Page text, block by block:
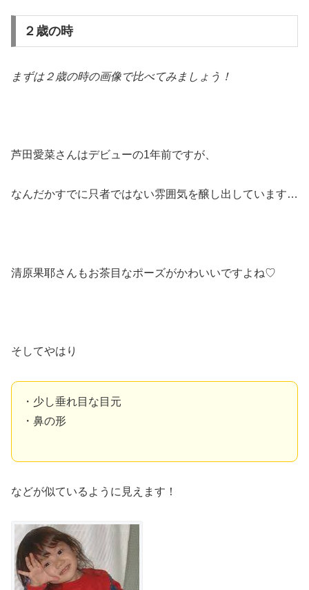
２歳の時
まずは２歳の時の画像で比べてみましょう！
芦田愛菜さんはデビューの1年前ですが、
なんだかすでに只者ではない雰囲気を醸し出しています…
清原果耶さんもお茶目なポーズがかわいいですよね♡
そしてやはり
・少し垂れ目な目元
・鼻の形
などが似ているように見えます！